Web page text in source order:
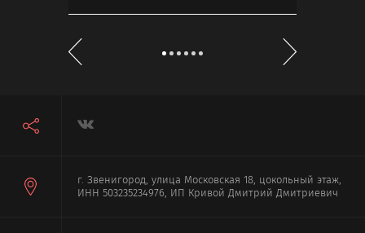
г. Звенигород, улица Московская 18, цокольный этаж,
ИНН 503235234976, ИП Кривой Дмитрий Дмитриевич